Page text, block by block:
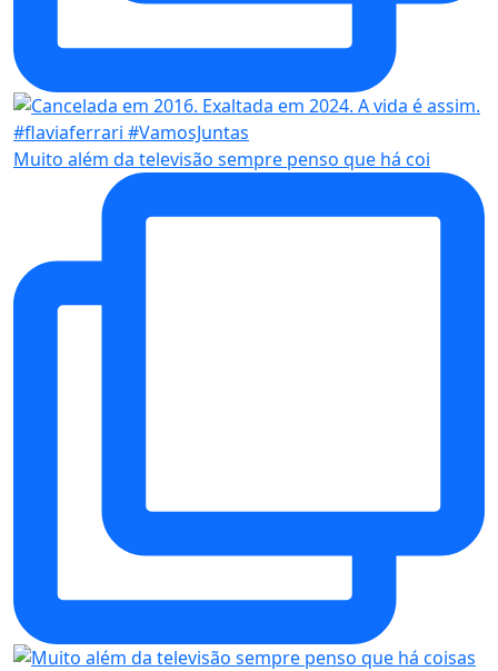
Muito além da televisão sempre penso que há coi